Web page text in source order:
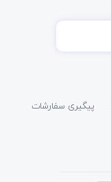
پیگیری سفارشات